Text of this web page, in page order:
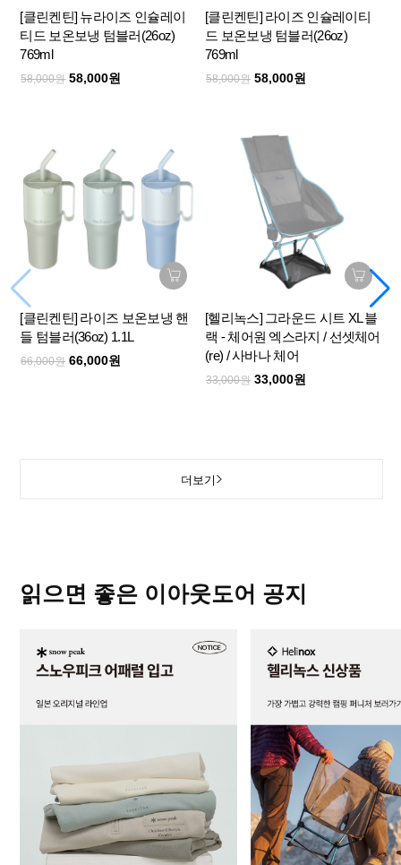
[클린켄틴] 뉴라이즈 인슐레이
티드 보온보냉 텀블러(26oz)
769ml
58,000원 58,000원
[클린켄틴] 라이즈 인슐레이티
드 보온보냉 텀블러(26oz)
769ml
58,000원 58,000원
[클린켄틴] 라이즈 보온보냉 핸
들 텀블러(36oz) 1.1L
66,000원 66,000원
[헬리녹스] 그라운드 시트 XL 블
랙 - 체어원 엑스라지 / 선셋체어
(re) / 사바나 체어
33,000원 33,000원
더보기
읽으면 좋은 이아웃도어 공지